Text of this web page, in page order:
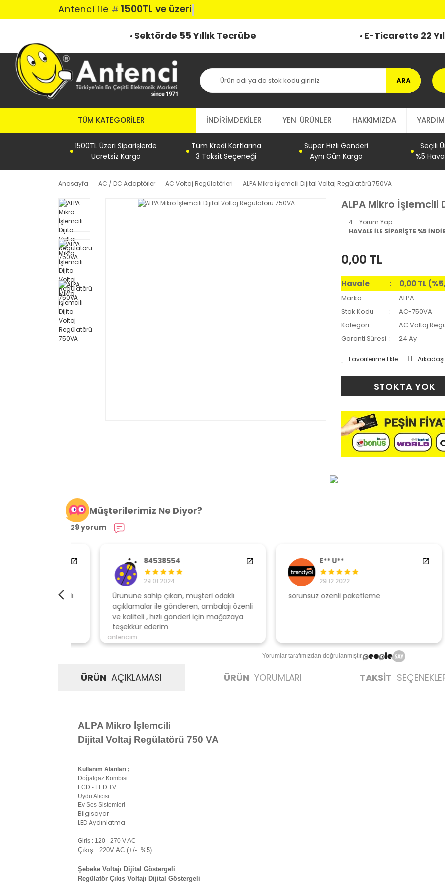
Antenci ile # 1500TL ve üzeri k
Sektörde 55 Yıllık Tecrübe E-Ticarette 22
ARA
TÜM KATEGORILER İNDİRİMDEKİLER YENİ ÜRÜNLER HAKKIMIZDA YARDIM
1500TL Üzeri Siparişlerde
Ücretsiz Kargo
Tüm Kredi Kartlarına
3 Taksit Seçeneği
Süper Hızlı Gönderi
Aynı Gün Kargo
Seçili
%5
Anasayfa AC / DC Adaptörler AC Voltaj Regülatörleri ALPA Mikro İşlemcili Dijital Voltaj Regülatörü 750VA
ALPA Mikro
4 - Yorum Yap
HAVALE İLE SİPARİŞTE %5
0,00 TL
Havale 0,00 TL
Marka
ALPA
Stok Kodu
AC-750VA
Kategori
AC Voltaj
Garanti Süresi
24 Ay
STOKTA YOK
Müşterilerimiz Ne Diyor?
29 yorum
84538554
29.01.2024
Ürününe sahip çıkan, müşteri odaklı
açıklamalar ile gönderen, ambalajı özenli
ve kaliteli , hızlı gönderi için mağazaya
teşekkür ederim
antencim
E** U**
29.12.2022
sorunsuz ozenli paketleme
Yorumlar tarafımızdan doğrulanmıştır.
ÜRÜN AÇIKLAMASI ÜRÜN YORUMLARI TAKSİT
ALPA Mikro İşlemcili
Dijital Voltaj Regülatörü 750 VA
Kullanım Alanları ;
Doğalgaz Kombisi
LCD - LED TV
Uydu Alıcısı
Ev Ses Sistemleri
Bilgisayar
LED Aydınlatma
Giriş : 120 - 270 V AC
Çıkış : 220V AC (+/- %5)
Şebeke Voltajı Dijital Göstergeli
Regülatör Çıkış Voltajı Dijital Göstergeli